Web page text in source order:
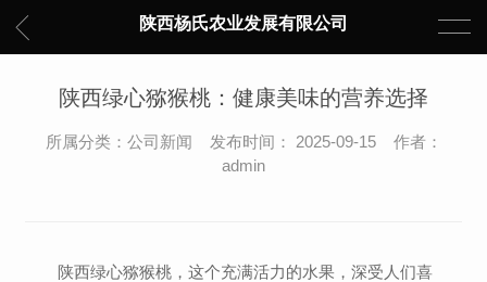
陕西杨氏农业发展有限公司
陕西绿心猕猴桃：健康美味的营养选择
所属分类：公司新闻 发布时间： 2025-09-15 作者：
admin
陕西绿心猕猴桃，这个充满活力的水果，深受人们喜